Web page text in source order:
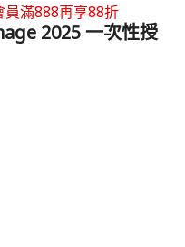
滿888再享88折
2025 一次性授